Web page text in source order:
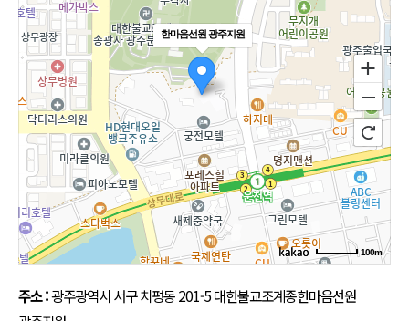
한마음선원 광주지원
100m
주소 :광주광역시 서구 치평동 201-5 대한불교조계종한마음선원